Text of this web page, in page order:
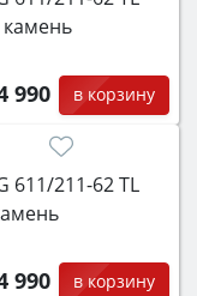
990 в корзину
611/211-62 TL
990 в корзину